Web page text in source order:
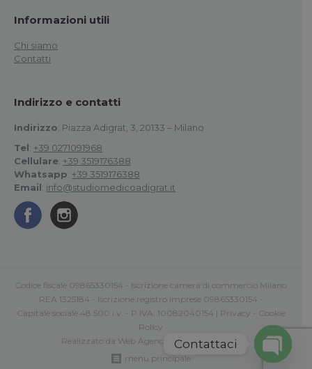
Informazioni utili
Chi siamo
Contatti
Indirizzo e contatti
Indirizzo: Piazza Adigrat, 3, 20133 – Milano
Tel: +39 0271091968
Cellulare: +39 3519176388
Whatsapp: +39 3519176388
Email: info@studiomedicoadigrat.it
Codice fiscale 09865330154 - Iscrizione camera di commercio Milano
REA 1325184 - Iscrizione registro imprese 09865330154 -
Capitale sociale 48.500 i.v. - P.IVA: 10082040154 | Privacy - Cookie
Policy
Realizzato da Web Agency Roma Comunica
menu principale
Contattaci